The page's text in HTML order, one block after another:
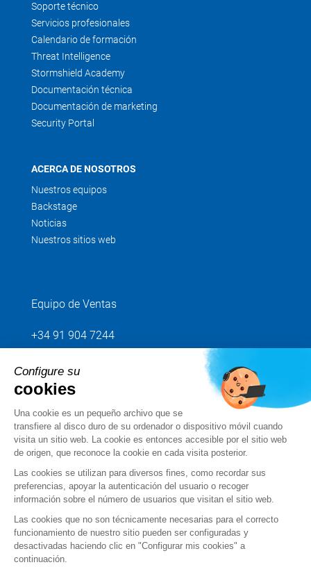
Soporte técnico
Servicios profesionales
Calendario de formación
Threat Intelligence
Stormshield Academy
Documentación técnica
Documentación de marketing
Security Portal
ACERCA DE NOSOTROS
Nuestros equipos
Backstage
Noticias
Nuestros sitios web
Equipo de Ventas
+34 91 904 7244
Envíenos su petición
Síganos
Configure su
cookies
Una cookie es un pequeño archivo que se
transfiere al disco duro de su ordenador o dispositivo móvil cuando
visita un sitio web. La cookie es entonces accesible por el sitio web
de origen, que reconoce la cookie en cada visita posterior.
Las cookies se utilizan para diversos fines, como recordar sus
preferencias, apoyar la autenticación del usuario o recoger
información sobre el número de usuarios que visitan el sitio web.
Las cookies que no son técnicamente necesarias para el correcto
funcionamiento de nuestro sitio pueden ser configuradas y
desactivadas haciendo clic en "Configurar mis cookies" a
continuación.